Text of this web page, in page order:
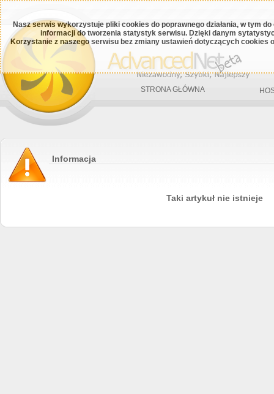
Nasz serwis wykorzystuje pliki cookies do poprawnego działania, w tym
informacji do tworzenia statystyk serwisu. Dzięki danym
Korzystanie z naszego serwisu bez zmiany ustawień dotyczących cookies
STRONA GŁÓWNA
Informacja
Taki artykuł nie istnieje